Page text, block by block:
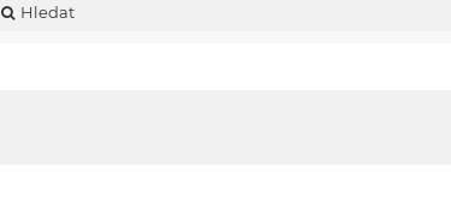
Hledat